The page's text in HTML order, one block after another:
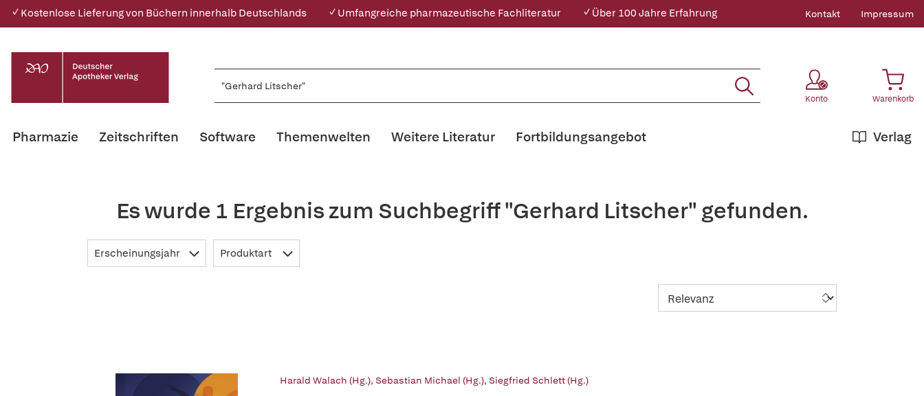
✓ Kostenlose Lieferung von Büchern innerhalb Deutschlands ✓ Umfangreiche pharmazeutische Fachliteratur ✓ Über 100 Jahre Erfahrung Kontakt Impressum
Konto Warenkorb
Pharmazie Zeitschriften Software Themenwelten Weitere Literatur Verlag
Fortbildungsangebot
Es wurde 1 Ergebnis zum Suchbegriff "Gerhard Litscher" gefunden.
Erscheinungsjahr Produktart
Harald Walach (Hg.), Sebastian Michael (Hg.), Siegfried Schlett (Hg.)